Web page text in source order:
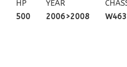
HP
500
YEAR
2006>2008
W463